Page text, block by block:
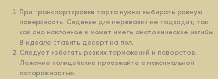
При транспортировке торта нужно выбирать ровную
поверхность. Сиденье для перевозки не подходит, так
как оно наклонное и может иметь анатомические изгибы.
В идеале ставить десерт на пол.
Следует избегать резких торможений и поворотов.
Лежачие полицейские проезжайте с максимальной
осторожностью.
наиболее популярные.